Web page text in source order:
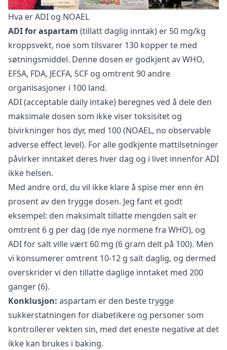
Hva er ADI og NOAEL
ADI for aspartam (tillatt daglig inntak) er 50 mg/kg
kroppsvekt, noe som tilsvarer 130 kopper te med
søtningsmiddel. Denne dosen er godkjent av WHO,
EFSA, FDA, JECFA, SCF og omtrent 90 andre
organisasjoner i 100 land.
ADI (acceptable daily intake) beregnes ved å dele den
maksimale dosen som ikke viser toksisitet og
bivirkninger hos dyr, med 100 (NOAEL, no observable
adverse effect level). For alle godkjente mattilsetninger
påvirker inntaket deres hver dag og i livet innenfor ADI
ikke helsen.
Med andre ord, du vil ikke klare å spise mer enn én
prosent av den trygge dosen. Jeg fant et godt
eksempel: den maksimalt tillatte mengden salt er
omtrent 6 g per dag (de nye normene fra WHO), og
ADI for salt ville vært 60 mg (6 gram delt på 100). Men
vi konsumerer omtrent 10-12 g salt daglig, og dermed
overskrider vi den tillatte daglige inntaket med 200
ganger (6).
Konklusjon: aspartam er den beste trygge
sukkerstatningen for diabetikere og personer som
kontrollerer vekten sin, med det eneste negative at det
ikke kan brukes i baking.